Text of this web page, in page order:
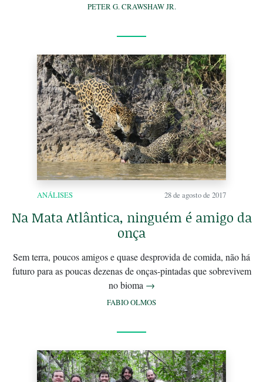
PETER G. CRAWSHAW JR.
ANÁLISES 28 de agosto de 2017
Na Mata Atlântica, ninguém é amigo da
onça
Sem terra, poucos amigos e quase desprovida de comida, não há
futuro para as poucas dezenas de onças-pintadas que sobrevivem
no bioma →
FABIO OLMOS